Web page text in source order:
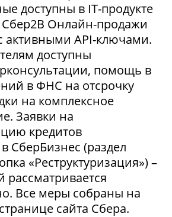
доступны в IT-продукте
Онлайн-продажи
активными API-ключами.
доступны
помощь в
в ФНС на отсрочку
на комплексное
Заявки на
кредитов
СберБизнес (раздел
«Реструктуризация») –
рассматривается
Все меры собраны на
сайта Сбера.